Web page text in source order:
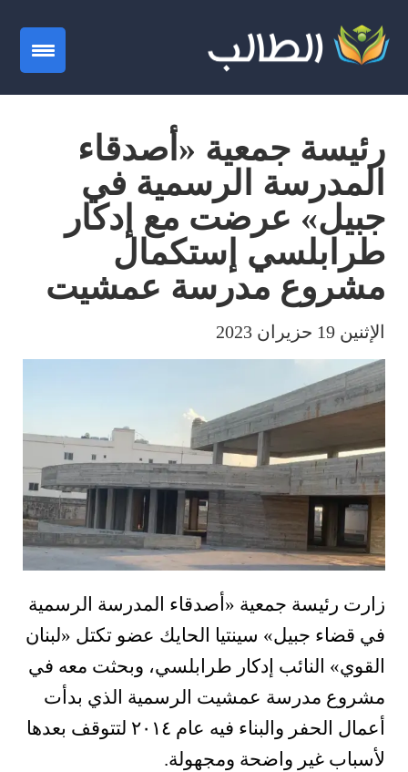
رئيسة جمعية «أصدقاء
المدرسة الرسمية في
جبيل» عرضت مع إدكار
طرابلسي إستكمال
مشروع مدرسة عمشيت
الإثنين 19 حزيران 2023
زارت رئيسة جمعية «أصدقاء المدرسة الرسمية
في قضاء جبيل» سينتيا الحايك عضو تكتل «لبنان
القوي» النائب إدكار طرابلسي، وبحثت معه في
مشروع مدرسة عمشيت الرسمية الذي بدأت
أعمال الحفر والبناء فيه عام ٢٠١٤ لتتوقف بعدها
لأسباب غير واضحة ومجهولة.